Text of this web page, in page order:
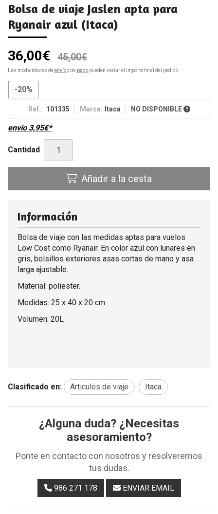
Bolsa de viaje Jaslen apta para
Ryanair azul (Itaca)
36,00€ 45,00€
Las modalidades deenvíoy de pago pueden variar el importe final del pedido.
-20%
Ref.: 101335 Marca: Itaca NO DISPONIBLE
envío 3,95€*
Cantidad
Añadir a la cesta
Información
Bolsa de viaje con las medidas aptas para vuelos
Low Cost como Ryanair. En color azul con lunares en
gris, bolsillos exteriores asas cortas de mano y asa
larga ajustable.
Material: poliester.
Medidas: 25 x 40 x 20 cm
Volumen: 20L
Clasificado en: Articulos de viaje Itaca
¿Alguna duda? ¿Necesitas
asesoramiento?
Ponte en contacto con nosotros y resolveremos
tus dudas.
986 271 178 ENVIAR EMAIL